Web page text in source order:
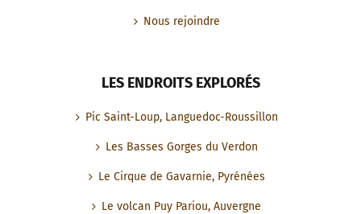
Nous rejoindre
LES ENDROITS EXPLORÉS
Pic Saint-Loup, Languedoc-Roussillon
Les Basses Gorges du Verdon
Le Cirque de Gavarnie, Pyrénées
Le volcan Puy Pariou, Auvergne